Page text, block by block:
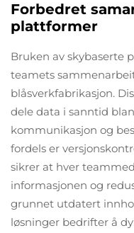
Forbedret
plattformer
Bruken av skybaserte
teamets
blåsverkfabrikasjon.
dele data i sanntid
kommunikasjon og
fordels er
sikrer at hver
informasjonen og
grunnet utdatert
løsninger bedrifter å